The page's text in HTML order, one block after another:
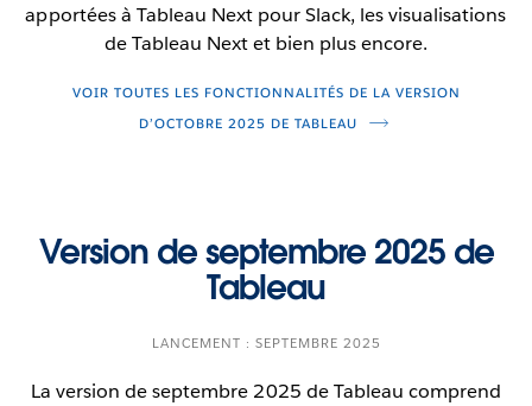
apportées à Tableau Next pour Slack, les visualisations
de Tableau Next et bien plus encore.
VOIR TOUTES LES FONCTIONNALITÉS DE LA VERSION
D’OCTOBRE 2025 DE TABLEAU
Version de septembre 2025 de
Tableau
LANCEMENT : SEPTEMBRE 2025
La version de septembre 2025 de Tableau comprend